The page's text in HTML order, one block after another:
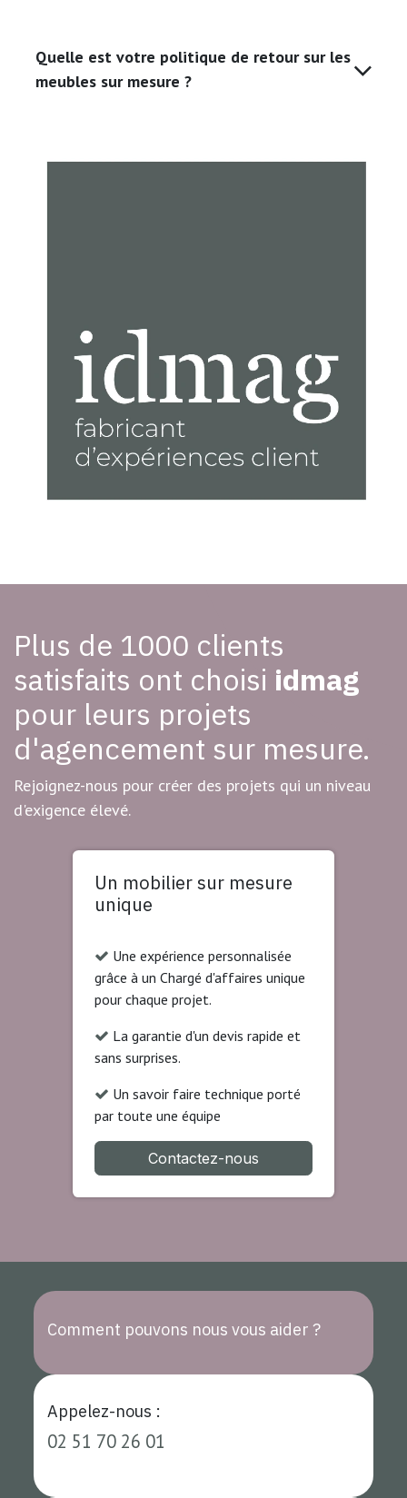
Quelle est votre politique de retour sur les
meubles sur mesure ?
Plus de 1000 clients
satisfaits ont choisi idmag
pour leurs projets
d'agencement sur mesure.
Rejoignez-nous pour créer des projets qui un niveau
d'exigence élevé.
Un mobilier sur mesure
unique
Une expérience personnalisée
grâce à un Chargé d'affaires unique
pour chaque projet.
La garantie d'un devis rapide et
sans surprises.
Un savoir faire technique porté
par toute une équipe
Contactez-nous
Comment pouvons nous vous aider ?
Appelez-nous :
02 51 70 26 01